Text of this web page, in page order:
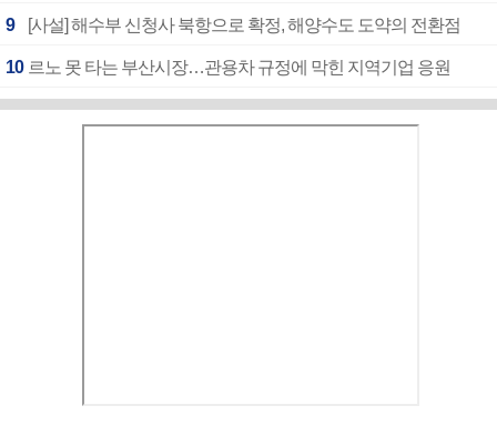
9 [사설] 해수부 신청사 북항으로 확정, 해양수도 도약의 전환점
10 르노 못 타는 부산시장…관용차 규정에 막힌 지역기업 응원